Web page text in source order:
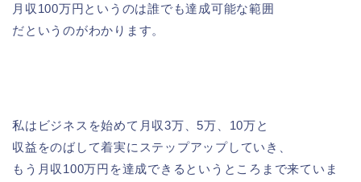
月収100万円というのは誰でも達成可能な範囲
だというのがわかります。
私はビジネスを始めて月収3万、5万、10万と
収益をのばして着実にステップアップしていき、
もう月収100万円を達成できるというところまで来ていま